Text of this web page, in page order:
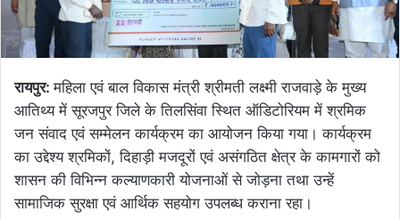
रायपुर:महिला एवं बाल विकास मंत्री श्रीमती लक्ष्मी राजवाड़े के मुख्य
आतिथ्य में सूरजपुर जिले के तिलसिंवा स्थित ऑडिटोरियम में श्रमिक
जन संवाद एवं सम्मेलन कार्यक्रम का आयोजन किया गया। कार्यक्रम
का उद्देश्य श्रमिकों, दिहाड़ी मजदूरों एवं असंगठित क्षेत्र के कामगारों को
शासन की विभिन्न कल्याणकारी योजनाओं से जोड़ना तथा उन्हें
सामाजिक सुरक्षा एवं आर्थिक सहयोग उपलब्ध कराना रहा।